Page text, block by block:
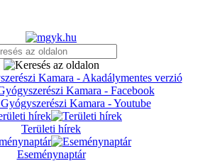
Területi hírek
Eseménynaptár